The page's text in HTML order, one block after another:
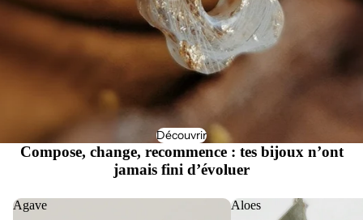
Découvrir
Compose, change, recommence : tes bijoux n’ont
jamais fini d’évoluer
Agave Aloes